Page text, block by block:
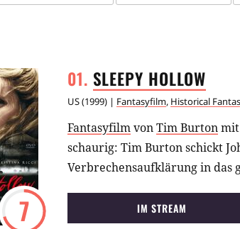
SLEEPY HOLLOW
US(1999) | Fantasyfilm, Historical
7
FantasyfilmvonTim Burtonmit
schaurig: Tim Burton schickt
Verbrechensaufklärung in das
IM STREAM